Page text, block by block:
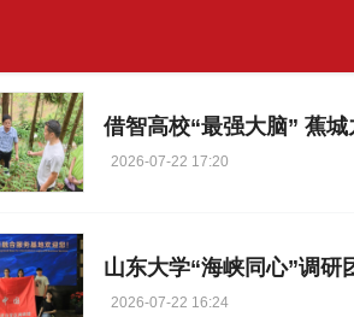
2026-07-22 17:20
山东大学“海峡同心”调研
2026-07-22 16:24